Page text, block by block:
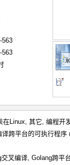
563
563
在Linux, 其它, 编程开
译跨平台的可执行程
交叉编译, Golang跨平